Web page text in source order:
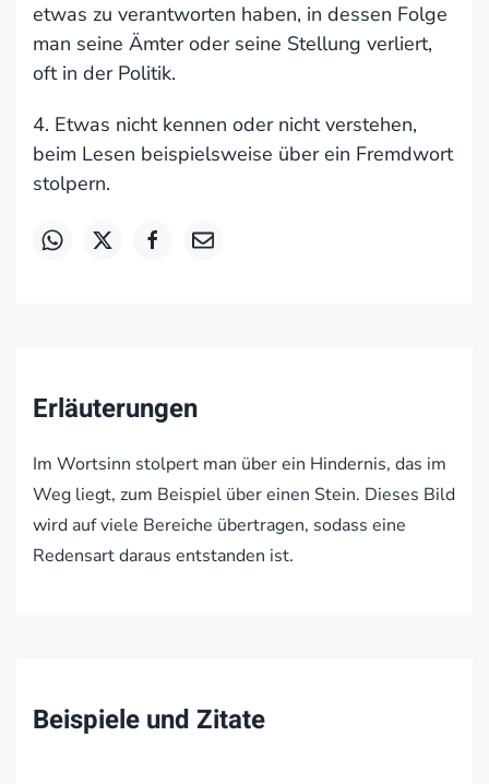
etwas zu verantworten haben, in dessen Folge
man seine Ämter oder seine Stellung verliert,
oft in der Politik.
4. Etwas nicht kennen oder nicht verstehen,
beim Lesen beispielsweise über ein Fremdwort
stolpern.
Erläuterungen
Im Wortsinn stolpert man über ein Hindernis, das im
Weg liegt, zum Beispiel über einen Stein. Dieses Bild
wird auf viele Bereiche übertragen, sodass eine
Redensart daraus entstanden ist.
Beispiele und Zitate